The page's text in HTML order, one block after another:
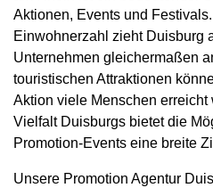
Aktionen, Events und
Einwohnerzahl zieht Duisburg
Unternehmen gleichermaßen
touristischen Attraktionen
Aktion viele Menschen
Vielfalt Duisburgs bietet die
Promotion-Events eine breite
Unsere Promotion Agentur